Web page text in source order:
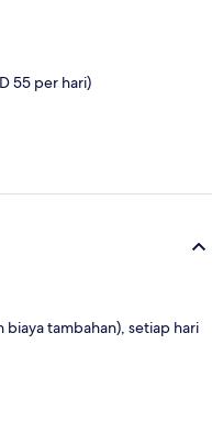
55 per hari)
biaya tambahan), setiap hari